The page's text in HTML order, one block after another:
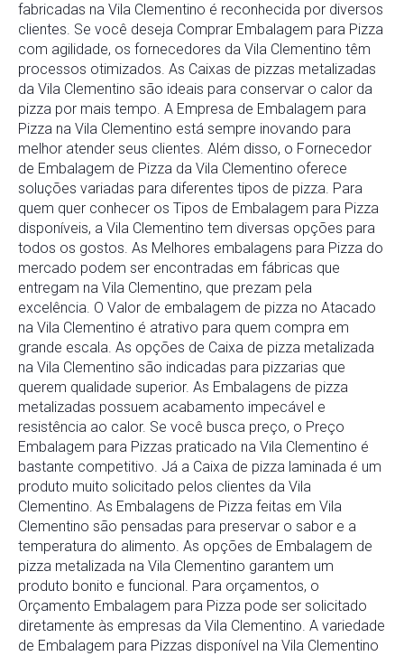
fabricadas na Vila Clementino é reconhecida por diversos
clientes. Se você deseja Comprar Embalagem para Pizza
com agilidade, os fornecedores da Vila Clementino têm
processos otimizados. As Caixas de pizzas metalizadas
da Vila Clementino são ideais para conservar o calor da
pizza por mais tempo. A Empresa de Embalagem para
Pizza na Vila Clementino está sempre inovando para
melhor atender seus clientes. Além disso, o Fornecedor
de Embalagem de Pizza da Vila Clementino oferece
soluções variadas para diferentes tipos de pizza. Para
quem quer conhecer os Tipos de Embalagem para Pizza
disponíveis, a Vila Clementino tem diversas opções para
todos os gostos. As Melhores embalagens para Pizza do
mercado podem ser encontradas em fábricas que
entregam na Vila Clementino, que prezam pela
excelência. O Valor de embalagem de pizza no Atacado
na Vila Clementino é atrativo para quem compra em
grande escala. As opções de Caixa de pizza metalizada
na Vila Clementino são indicadas para pizzarias que
querem qualidade superior. As Embalagens de pizza
metalizadas possuem acabamento impecável e
resistência ao calor. Se você busca preço, o Preço
Embalagem para Pizzas praticado na Vila Clementino é
bastante competitivo. Já a Caixa de pizza laminada é um
produto muito solicitado pelos clientes da Vila
Clementino. As Embalagens de Pizza feitas em Vila
Clementino são pensadas para preservar o sabor e a
temperatura do alimento. As opções de Embalagem de
pizza metalizada na Vila Clementino garantem um
produto bonito e funcional. Para orçamentos, o
Orçamento Embalagem para Pizza pode ser solicitado
diretamente às empresas da Vila Clementino. A variedade
de Embalagem para Pizzas disponível na Vila Clementino